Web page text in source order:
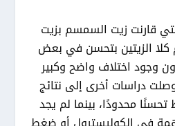
قارنت زيت السمسم بزيت
كلا الزيتين بتحسن في بعض
وجود اختلاف واضح وكبير
دراسات أخرى إلى نتائج
محدودًا، بينما لم يجد